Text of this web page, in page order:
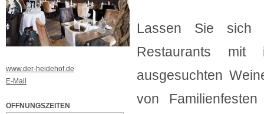
www.der-heidehof.de
E-Mail
ÖFFNUNGSZEITEN
Lassen Sie sich
Restaurants mit
ausgesuchten
von